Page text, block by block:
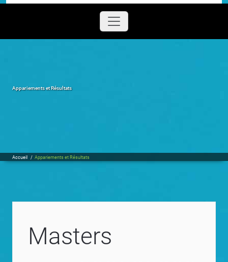
Appariements et Résultats
Accueil / Appariements et Résultats
Masters